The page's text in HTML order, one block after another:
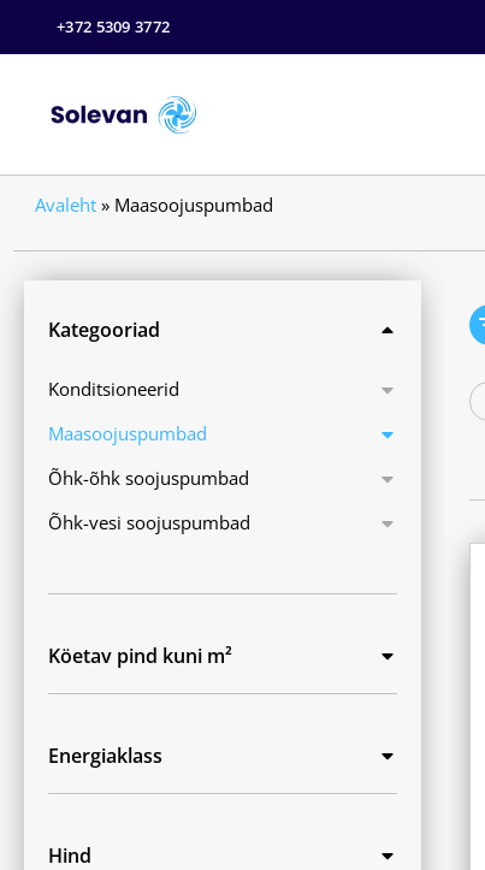
+372 5309 3772
Avaleht » Maasoojuspumbad
Kategooriad
Konditsioneerid
Maasoojuspumbad
Õhk-õhk soojuspumbad
Õhk-vesi soojuspumbad
Köetav pind kuni m²
Energiaklass
Hind